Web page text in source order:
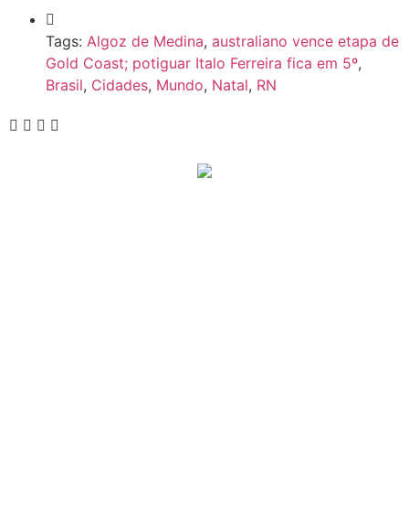
Tags: Algoz de Medina, australiano vence etapa de
Gold Coast; potiguar Italo Ferreira fica em 5º,
Brasil, Cidades, Mundo, Natal, RN